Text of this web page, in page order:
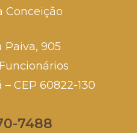
Conceição
Paiva, 905
CEP 60822-130
7488